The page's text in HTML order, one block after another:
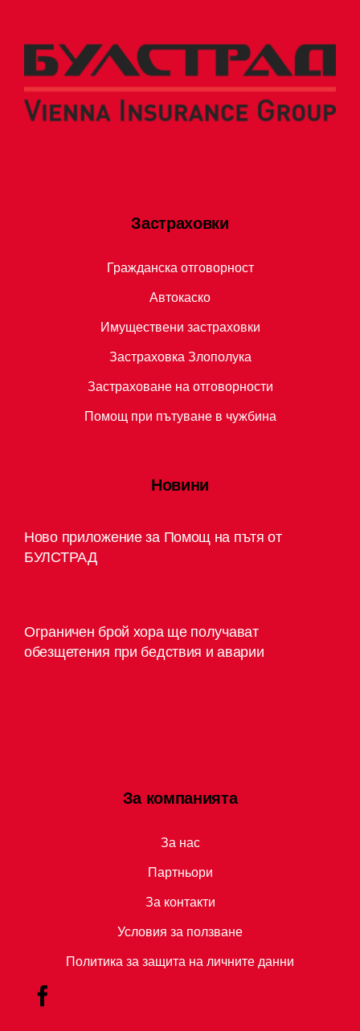
Застраховки
Гражданска отговорност
Автокаско
Имуществени застраховки
Застраховка Злополука
Застраховане на отговорности
Помощ при пътуване в чужбина
Новини
Ново приложение за Помощ на пътя от
БУЛСТРАД
Ограничен брой хора ще получават
обезщетения при бедствия и аварии
За компанията
За нас
Партньори
За контакти
Условия за ползване
Политика за защита на личните данни